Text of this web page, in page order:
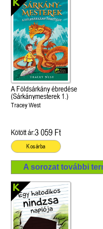
A Földsárkány ébredése
(Sárkánymesterek 1.)
Tracey West
Kötött ár:3 059 Ft
Kosárba
A sorozat további